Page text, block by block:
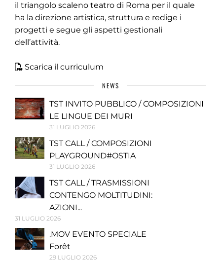
il triangolo scaleno teatro di Roma per il quale
ha la direzione artistica, struttura e redige i
progetti e segue gli aspetti gestionali
dell’attività.
Scarica il curriculum
NEWS
TST INVITO PUBBLICO / COMPOSIZIONI
LE LINGUE DEI MURI
31 LUGLIO 2026
TST CALL / COMPOSIZIONI
PLAYGROUND#OSTIA
31 LUGLIO 2026
TST CALL / TRASMISSIONI
CONTENGO MOLTITUDINI:
AZIONI...
31 LUGLIO 2026
.MOV EVENTO SPECIALE
Forêt
29 LUGLIO 2026